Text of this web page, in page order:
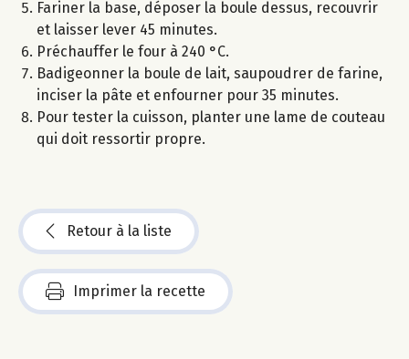
Fariner la base, déposer la boule dessus, recouvrir
et laisser lever 45 minutes.
Préchauffer le four à 240 °C.
Badigeonner la boule de lait, saupoudrer de farine,
inciser la pâte et enfourner pour 35 minutes.
Pour tester la cuisson, planter une lame de couteau
qui doit ressortir propre.
Retour à la liste
Imprimer la recette